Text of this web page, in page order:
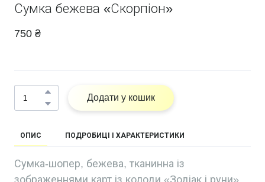
Сумка бежева «Скорпіон»
750 ₴
Додати у кошик
ОПИС ПОДРОБИЦІ І ХАРАКТЕРИСТИКИ
Сумка-шопер, бежева, тканинна із